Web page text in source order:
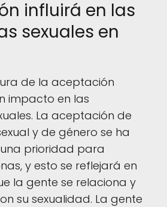
influirá en las
sexuales en
de la aceptación
impacto en las
La aceptación de
y de género se ha
prioridad para
y esto se reflejará en
la gente se relaciona y
su sexualidad. La gente